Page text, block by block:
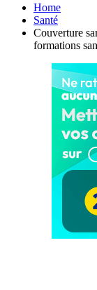
Home
Santé
Couverture
formations